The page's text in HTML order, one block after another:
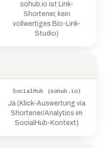
sohub.io ist Link-
Shortener, kein
vollwertiges Bio-Link-
Studio)
SocialHub (sohub.io)
Ja (Klick-Auswertung via
Shortener/Analytics im
SocialHub-Kontext)